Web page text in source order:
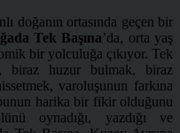
doğanın ortasında geçen bir
Tek Başına’da, orta yaş
bir yolculuğa çıkıyor. Tek
biraz huzur bulmak, biraz
varoluşunun farkına
harika bir fikir olduğunu
oynadığı, yazdığı ve